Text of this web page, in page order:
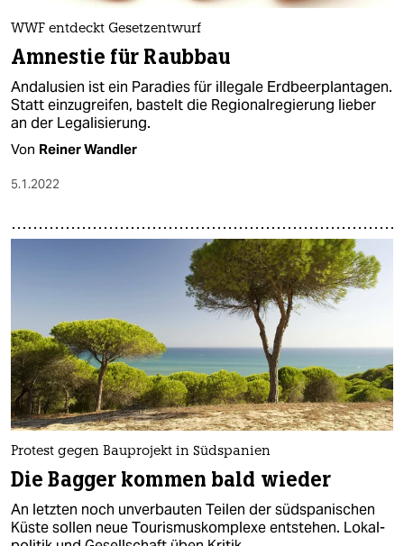
WWF entdeckt Gesetzentwurf
Amnestie für Raubbau
Andalusien ist ein Paradies für illegale Erdbeerplantagen.
Statt einzugreifen, bastelt die Regionalregierung lieber
an der Legalisierung.
Von Reiner Wandler
5.1.2022
Protest gegen Bauprojekt in Südspanien
Die Bagger kommen bald wieder
An letzten noch unverbauten Teilen der südspanischen
Küste sollen neue Tourismuskomplexe entstehen. Lo­kal­